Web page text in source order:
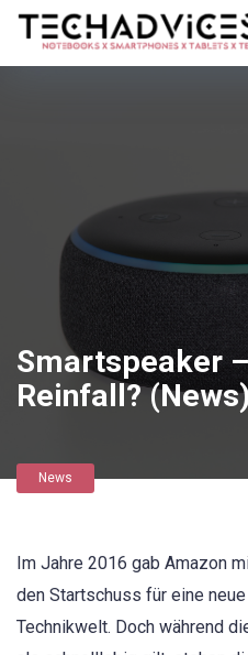
Smartspeaker
Reinfall?
News
Im Jahre 2016 gab Amazon
den Startschuss für eine
Technikwelt. Doch während